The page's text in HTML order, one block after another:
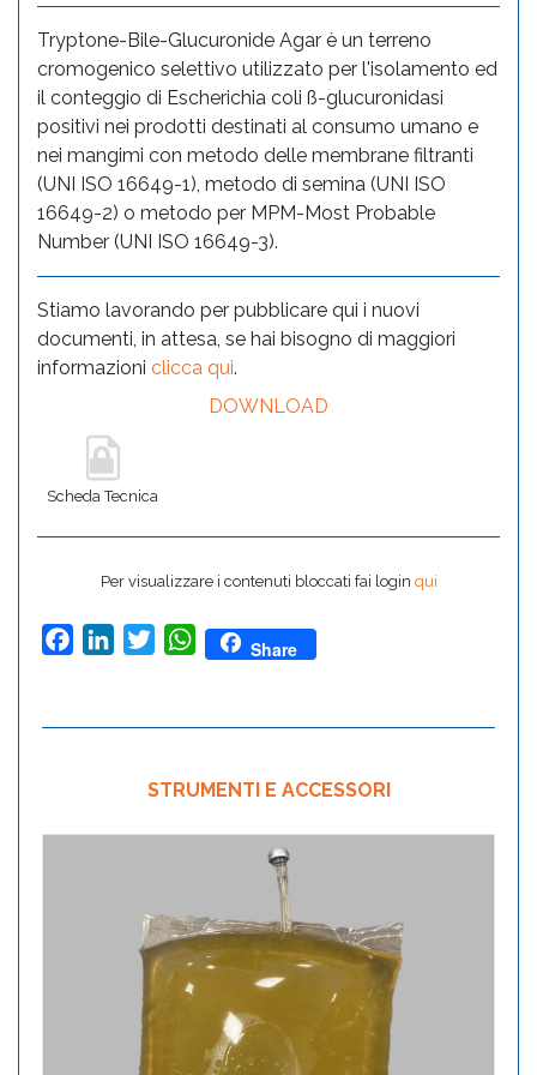
Tryptone-Bile-Glucuronide Agar è un terreno
cromogenico selettivo utilizzato per l'isolamento ed
il conteggio di Escherichia coli ß-glucuronidasi
positivi nei prodotti destinati al consumo umano e
nei mangimi con metodo delle membrane filtranti
(UNI ISO 16649-1), metodo di semina (UNI ISO
16649-2) o metodo per MPM-Most Probable
Number (UNI ISO 16649-3).
Stiamo lavorando per pubblicare qui i nuovi
documenti, in attesa, se hai bisogno di maggiori
informazioni clicca qui.
DOWNLOAD
Scheda Tecnica
Per visualizzare i contenuti bloccati fai login qui
FacebookLinkedInTwitterWhatsApp
Share
STRUMENTI E ACCESSORI